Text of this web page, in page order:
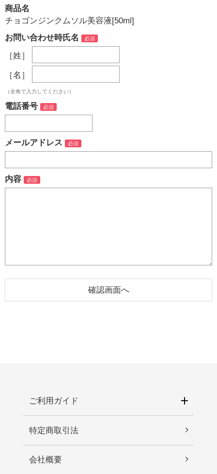
商品名
チョゴンジンクムソル美容液[50ml]
お問い合わせ時氏名
［姓］
［名］
（全角で入力してください）
電話番号
メールアドレス
内容
ご利用ガイド
特定商取引法
会社概要